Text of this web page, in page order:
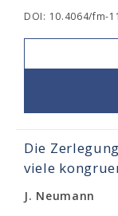
DOI: 10.4064/fm-
Die
viele
J. Neumann